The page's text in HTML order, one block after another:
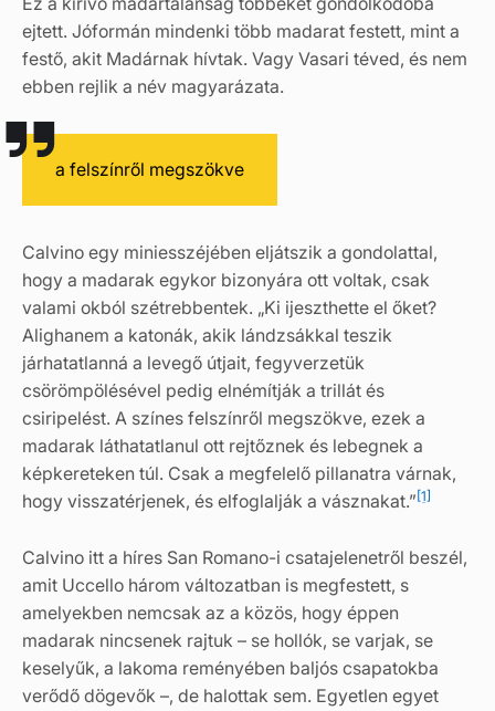
ejtett. Jóformán mindenki több madarat festett, mint a
festő, akit Madárnak hívtak. Vagy Vasari téved, és nem
ebben rejlik a név magyarázata.
a felszínről megszökve
Calvino egy miniesszéjében eljátszik a gondolattal,
hogy a madarak egykor bizonyára ott voltak, csak
valami okból szétrebbentek. „Ki ijeszthette el őket?
Alighanem a katonák, akik lándzsákkal teszik
járhatatlanná a levegő útjait, fegyverzetük
csörömpölésével pedig elnémítják a trillát és
csiripelést. A színes felszínről megszökve, ezek a
madarak láthatatlanul ott rejtőznek és lebegnek a
képkereteken túl. Csak a megfelelő pillanatra várnak,
hogy visszatérjenek, és elfoglalják a vásznakat.” [1]
Calvino itt a híres San Romano-i csatajelenetről beszél,
amit Uccello három változatban is megfestett, s
amelyekben nemcsak az a közös, hogy éppen
madarak nincsenek rajtuk – se hollók, se varjak, se
keselyűk, a lakoma reményében baljós csapatokba
verődő dögevők –, de halottak sem. Egyetlen egyet